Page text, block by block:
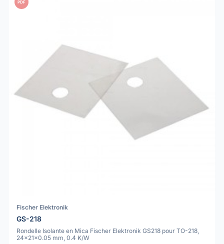
PDF
Fischer Elektronik
GS-218
Rondelle Isolante en Mica Fischer Elektronik GS218 pour TO-218,
24x21x0.05 mm, 0.4 K/W